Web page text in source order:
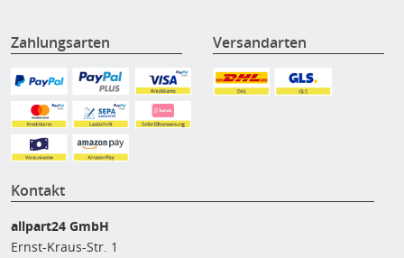
Zahlungsarten Versandarten
Kontakt
allpart24 GmbH
Ernst-Kraus-Str. 1